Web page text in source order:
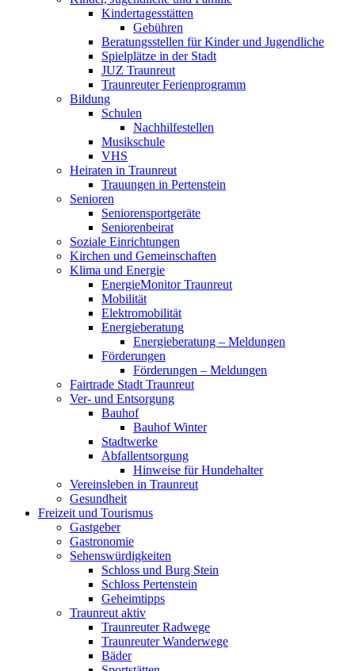
Kindertagesstätten
Gebühren
Beratungsstellen für Kinder und Jugendliche
Spielplätze in der Stadt
JUZ Traunreut
Traunreuter Ferienprogramm
Bildung
Schulen
Nachhilfestellen
Musikschule
VHS
Heiraten in Traunreut
Trauungen in Pertenstein
Senioren
Seniorensportgeräte
Seniorenbeirat
Soziale Einrichtungen
Kirchen und Gemeinschaften
Klima und Energie
EnergieMonitor Traunreut
Mobilität
Elektromobilität
Energieberatung
Energieberatung – Meldungen
Förderungen
Förderungen – Meldungen
Fairtrade Stadt Traunreut
Ver- und Entsorgung
Bauhof
Bauhof Winter
Stadtwerke
Abfallentsorgung
Hinweise für Hundehalter
Vereinsleben in Traunreut
Gesundheit
Freizeit und Tourismus
Gastgeber
Gastronomie
Sehenswürdigkeiten
Schloss und Burg Stein
Schloss Pertenstein
Geheimtipps
Traunreut aktiv
Traunreuter Radwege
Traunreuter Wanderwege
Bäder